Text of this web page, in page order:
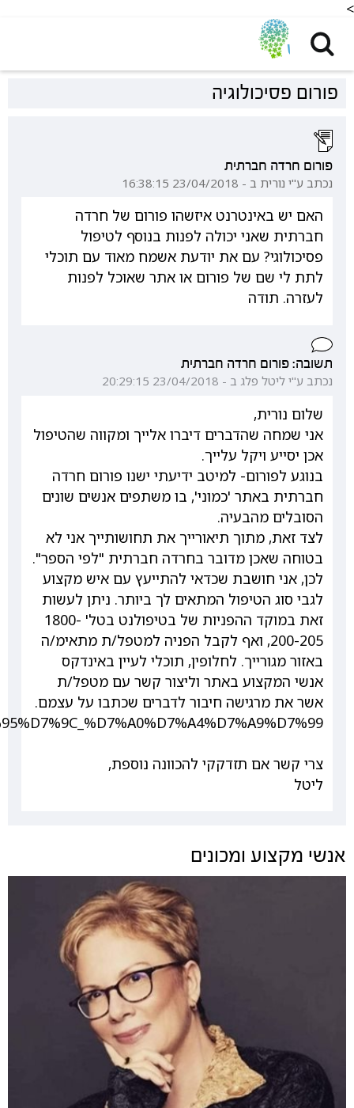
<
פורום פסיכולוגיה
פורום חרדה חברתית
נכתב ע"י נורית ב - 23/04/2018 16:38:15
האם יש באינטרנט איזשהו פורום של חרדה
חברתית שאני יכולה לפנות בנוסף לטיפול
פסיכולוגי? עם את יודעת אשמח מאוד עם תוכלי
לתת לי שם של פורום או אתר שאוכל לפנות
לעזרה. תודה
תשובה: פורום חרדה חברתית
נכתב ע"י ליטל פלג ב - 23/04/2018 20:29:15
שלום נורית,
אני שמחה שהדברים דיברו אלייך ומקווה שהטיפול
אכן יסייע ויקל עלייך.
בנוגע לפורום- למיטב ידיעתי ישנו פורום חרדה
חברתית באתר 'כמוני', בו משתפים אנשים שונים
הסובלים מהבעיה.
לצד זאת, מתוך תיאורייך את תחושותייך אני לא
בטוחה שאכן מדובר בחרדה חברתית "לפי הספר".
לכן, אני חושבת שכדאי להתייעץ עם איש מקצוע
לגבי סוג הטיפול המתאים לך ביותר. ניתן לעשות
זאת במוקד ההפניות של בטיפולנט בטל' 1800-
200-205, ואף לקבל הפניה למטפל/ת מתאימ/ה
באזור מגורייך. לחלופין, תוכלי לעיין באינדקס
אנשי המקצוע באתר וליצור קשר עם מטפל/ת
אשר את מרגישה חיבור לדברים שכתבו על עצמם.
צרי קשר אם תזדקקי להכוונה נוספת,
ליטל
אנשי מקצוע ומכונים